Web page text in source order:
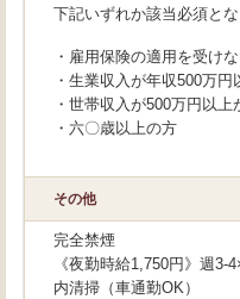
下記いずれか該当必須とな
・雇用保険の適用を受け
・生業収入が年収500万円
・世帯収入が500万円以
・六〇歳以上の方
その他
完全禁煙
《夜勤時給1,750円》週
内清掃（車通勤OK）